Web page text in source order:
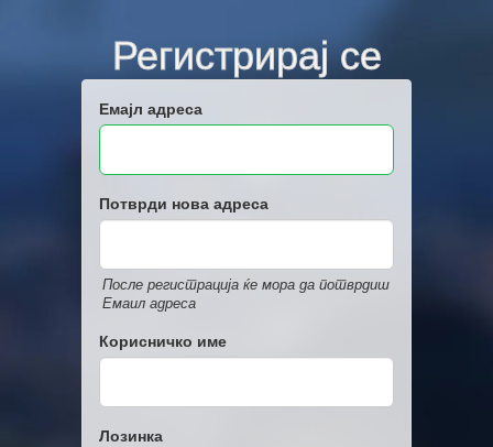
Регистрирај се
Емајл адреса
Потврди нова адреса
После регистрација ќе мора да потврдиш
Емаил адреса
Корисничко име
Лозинка